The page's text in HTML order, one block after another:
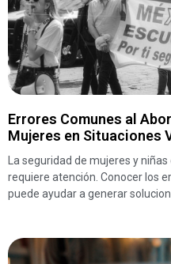
Errores Comunes al
Mujeres en Situaciones
La seguridad de mujeres y
requiere atención. Conocer los
puede ayudar a generar